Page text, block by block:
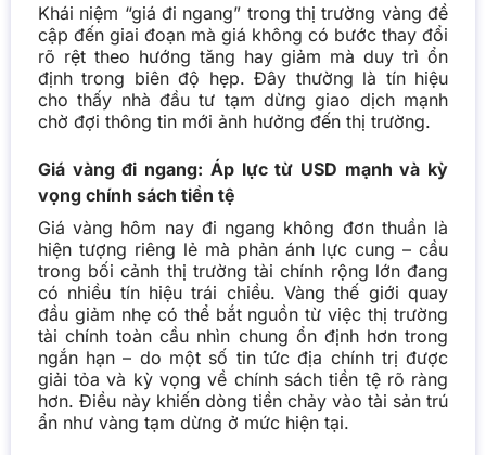
Khái niệm “giá đi ngang” trong thị trường vàng đề
cập đến giai đoạn mà giá không có bước thay đổi
rõ rệt theo hướng tăng hay giảm mà duy trì ổn
định trong biên độ hẹp. Đây thường là tín hiệu
cho thấy nhà đầu tư tạm dừng giao dịch mạnh
chờ đợi thông tin mới ảnh hưởng đến thị trường.
Giá vàng đi ngang: Áp lực từ USD mạnh và kỳ
vọng chính sách tiền tệ
Giá vàng hôm nay đi ngang không đơn thuần là
hiện tượng riêng lẻ mà phản ánh lực cung – cầu
trong bối cảnh thị trường tài chính rộng lớn đang
có nhiều tín hiệu trái chiều. Vàng thế giới quay
đầu giảm nhẹ có thể bắt nguồn từ việc thị trường
tài chính toàn cầu nhìn chung ổn định hơn trong
ngắn hạn – do một số tin tức địa chính trị được
giải tỏa và kỳ vọng về chính sách tiền tệ rõ ràng
hơn. Điều này khiến dòng tiền chảy vào tài sản trú
ẩn như vàng tạm dừng ở mức hiện tại.